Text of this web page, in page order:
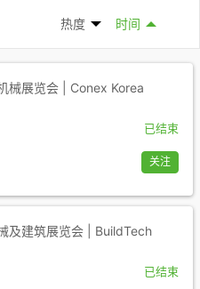
热度 时间
械展览会 | Conex Korea
已结束
关注
及建筑展览会 | BuildTech
已结束